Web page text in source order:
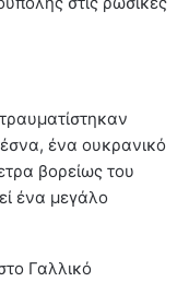
ένα ουκρανικό
βορείως του
ένα μεγάλο
Γαλλικό